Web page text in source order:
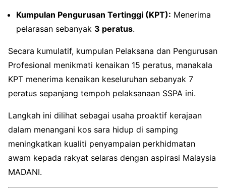
Kumpulan Pengurusan Tertinggi (KPT): Menerima
pelarasan sebanyak 3 peratus.
Secara kumulatif, kumpulan Pelaksana dan Pengurusan
Profesional menikmati kenaikan 15 peratus, manakala
KPT menerima kenaikan keseluruhan sebanyak 7
peratus sepanjang tempoh pelaksanaan SSPA ini.
Langkah ini dilihat sebagai usaha proaktif kerajaan
dalam menangani kos sara hidup di samping
meningkatkan kualiti penyampaian perkhidmatan
awam kepada rakyat selaras dengan aspirasi Malaysia
MADANI.